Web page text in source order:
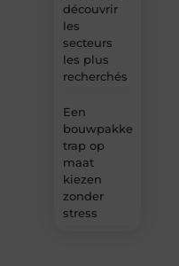
découvrir
les
secteurs
les plus
recherchés
Een
bouwpakket
trap op
maat
kiezen
zonder
stress